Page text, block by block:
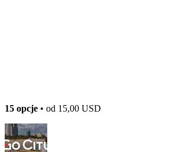
15 opcje • od 15,00 USD